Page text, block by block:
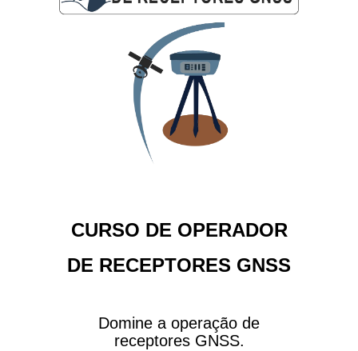
CURSO DE OPERADOR
DE RECEPTORES GNSS
Domine a operação de
receptores GNSS.